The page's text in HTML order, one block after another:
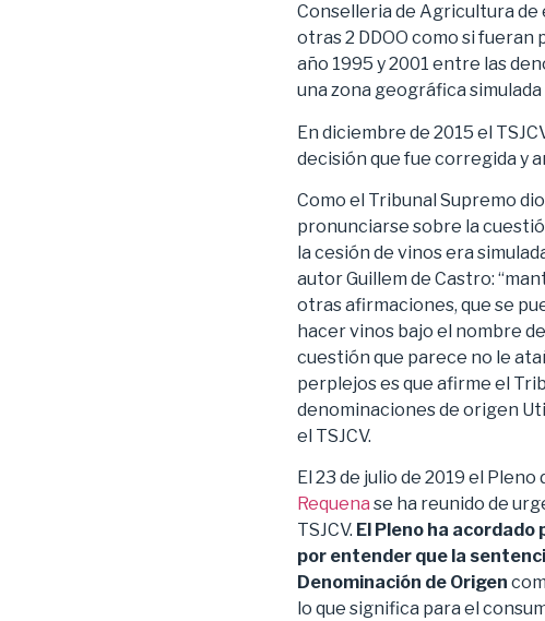
Conselleria de Agricultura
otras 2 DDOO como si
año 1995 y 2001 entre las
una zona geográfica
En diciembre de 2015 el
decisión que fue corregida y
Como el Tribunal Supremo
pronunciarse sobre la
la cesión de vinos era
autor Guillem de Castro:
otras afirmaciones, que se
hacer vinos bajo el nombre
cuestión que parece no le
perplejos es que afirme el
denominaciones de origen
el TSJCV.
El 23 de julio de 2019 el
Requena se ha reunido de
TSJCV. El Pleno ha
por entender que la
Denominación de Origen
lo que significa para el